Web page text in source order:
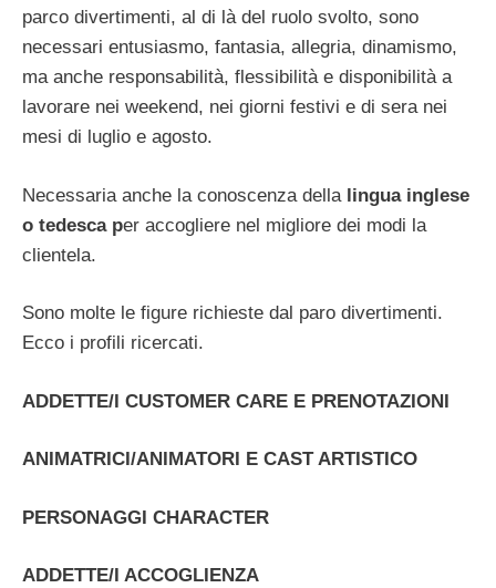
parco divertimenti, al di là del ruolo svolto, sono
necessari entusiasmo, fantasia, allegria, dinamismo,
ma anche responsabilità, flessibilità e disponibilità a
lavorare nei weekend, nei giorni festivi e di sera nei
mesi di luglio e agosto.
Necessaria anche la conoscenza della lingua inglese
o tedesca per accogliere nel migliore dei modi la
clientela.
Sono molte le figure richieste dal paro divertimenti.
Ecco i profili ricercati.
ADDETTE/I CUSTOMER CARE E PRENOTAZIONI
ANIMATRICI/ANIMATORI E CAST ARTISTICO
PERSONAGGI CHARACTER
ADDETTE/I ACCOGLIENZA